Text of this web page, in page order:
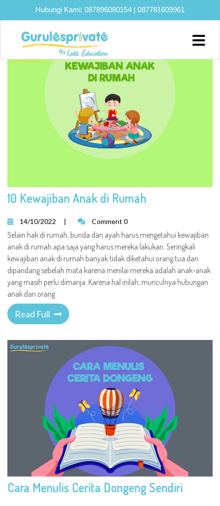
Hubungi Kami: 087896080154 | 087781609961
Home
TAG:#KEBIASAANBELAJAR
10 Kewajiban Anak di Rumah
14/10/2022 | Comment 0
Selain hak di rumah, bunda dan ayah harus mengetahui kewajiban
anak di rumah apa saja yang harus mereka lakukan. Seringkali
kewajiban anak di rumah banyak tidak diketahui orang tua dan
dipandang sebelah mata karena menilai mereka adalah anak-anak
yang masih perlu dimanja. Karena hal inilah, munculnya hubungan
anak dan orang
Read Full
Cara Menulis Cerita Dongeng Sendiri